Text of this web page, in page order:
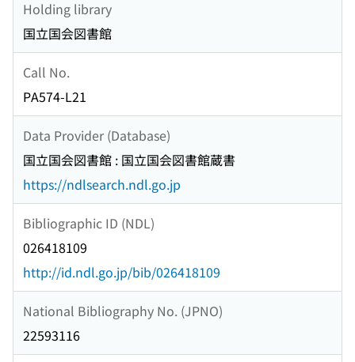
Holding library
国立国会図書館
Call No.
PA574-L21
Data Provider (Database)
国立国会図書館 : 国立国会図書館蔵書
https://ndlsearch.ndl.go.jp
Bibliographic ID (NDL)
026418109
http://id.ndl.go.jp/bib/026418109
National Bibliography No. (JPNO)
22593116